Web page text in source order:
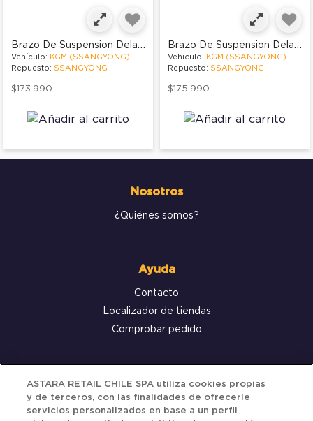
Brazo De Suspension Delantero Derecho
Vehículo: KGM (SSANGYONG)
Repuesto: SSANGYONG
$173.990
Brazo De Suspension Delantero Izquierdo
Vehículo: KGM (SSANGYONG)
Repuesto: SSANGYONG
$175.990
Nosotros
¿Quiénes somos?
Ayuda
Contacto
Localizador de tiendas
Comprobar pedido
Servicio al cliente
Términos y Condiciones
ASTARA RETAIL CHILE SPA utiliza cookies propias
y de terceros, con las finalidades de ofrecerle
servicios personalizados en base a un perfil